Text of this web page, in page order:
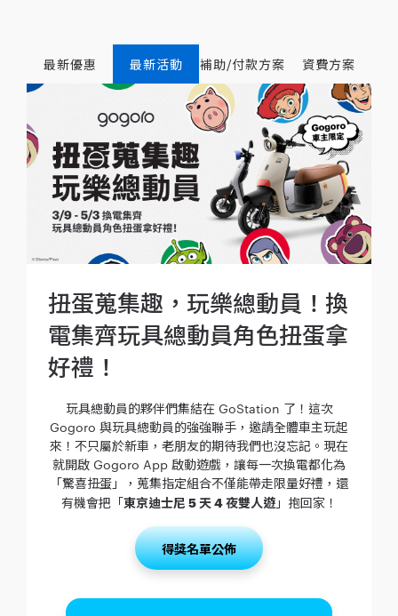
最新優惠 最新活動 補助/付款方案 資費方案
扭蛋蒐集趣，玩樂總動員！換
電集齊玩具總動員角色扭蛋拿
好禮！
玩具總動員的夥伴們集結在 GoStation 了！這次
Gogoro 與玩具總動員的強強聯手，邀請全體車主玩起
來！不只屬於新車，老朋友的期待我們也沒忘記。現在
就開啟 Gogoro App 啟動遊戲，讓每一次換電都化為
「驚喜扭蛋」，蒐集指定組合不僅能帶走限量好禮，還
有機會把「東京迪士尼 5 天 4 夜雙人遊」抱回家！
得獎名單公佈